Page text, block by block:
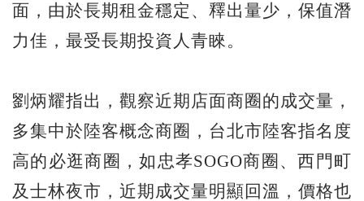
面，由於長期租金穩定、釋出量少，保值潛
力佳，最受長期投資人青睞。
劉炳耀指出，觀察近期店面商圈的成交量，
多集中於陸客概念商圈，台北市陸客指名度
高的必逛商圈，如忠孝SOGO商圈、西門町
及士林夜市，近期成交量明顯回溫，價格也